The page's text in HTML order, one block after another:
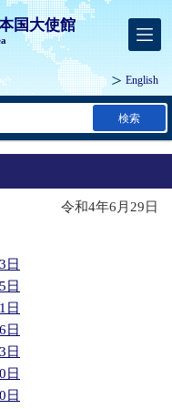
国大使館
English
検索
令和4年6月29日
日
日
日
日
日
日
日